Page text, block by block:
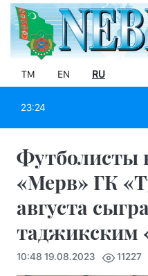
TM EN RU
23:24
Футболисты
«Мерв» ГК
августа
таджикским
10:48 19.08.2023 11227